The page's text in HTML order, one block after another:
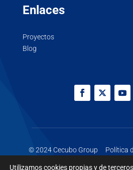
Enlaces
Proyectos
Blog
© 2024 Cecubo Group Política
Utilizamos cookies propias y de